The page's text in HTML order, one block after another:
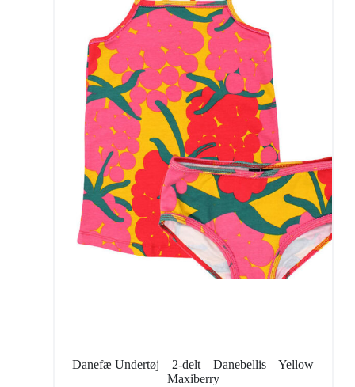
Danefæ Undertøj – 2-delt – Danebellis – Yellow
Maxiberry